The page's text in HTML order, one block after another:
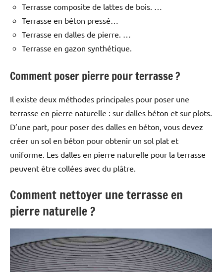
Terrasse composite de lattes de bois. …
Terrasse en béton pressé…
Terrasse en dalles de pierre. …
Terrasse en gazon synthétique.
Comment poser pierre pour terrasse ?
Il existe deux méthodes principales pour poser une
terrasse en pierre naturelle : sur dalles béton et sur plots.
D’une part, pour poser des dalles en béton, vous devez
créer un sol en béton pour obtenir un sol plat et
uniforme. Les dalles en pierre naturelle pour la terrasse
peuvent être collées avec du plâtre.
Comment nettoyer une terrasse en
pierre naturelle ?